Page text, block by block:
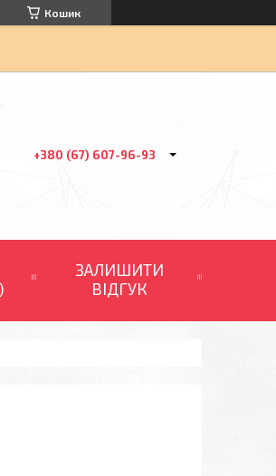
Кошик
+380 (67) 607-96-93
ЗАЛИШИТИ
ВІДГУК